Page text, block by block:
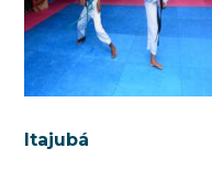
Itajubá